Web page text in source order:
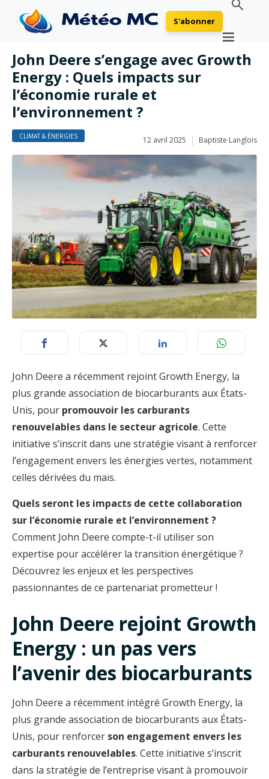
S'abonner
John Deere s’engage avec Growth
Energy : Quels impacts sur
l’économie rurale et
l’environnement ?
CLIMAT & ÉNERGIES 12 avril 2025 Baptiste Langlois
John Deere a récemment rejoint Growth Energy, la
plus grande association de biocarburants aux États-
Unis, pour promouvoir les carburants
renouvelables dans le secteur agricole. Cette
initiative s’inscrit dans une stratégie visant à renforcer
l’engagement envers les énergies vertes, notamment
celles dérivées du maïs.
Quels seront les impacts de cette collaboration
sur l’économie rurale et l’environnement ?
Comment John Deere compte-t-il utiliser son
expertise pour accélérer la transition énergétique ?
Découvrez les enjeux et les perspectives
passionnantes de ce partenariat prometteur !
John Deere rejoint Growth
Energy : un pas vers
l’avenir des biocarburants
John Deere a récemment intégré Growth Energy, la
plus grande association de biocarburants aux États-
Unis, pour renforcer son engagement envers les
carburants renouvelables. Cette initiative s’inscrit
dans la stratégie de l’entreprise visant à promouvoir